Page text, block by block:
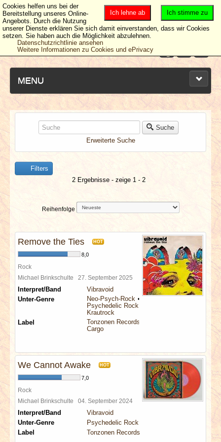
MENU
NEUESTE ARTIKEL
NEWS & DATES
BERICHTE
VERLOSUNGEN
SPECIALS
REDAKTION
LINKS
Suche
Erweiterte Suche
Filters
2 Ergebnisse - zeige 1 - 2
Reihenfolge
Remove the Ties HOT
8,0
Rock
Michael Brinkschulte 27. September 2025
Interpret/Band
Vibravoid
Unter-Genre
Neo-Psych-Rock
Psychedelic Rock
Krautrock
Label
Tonzonen Records
Cargo
We Cannot Awake HOT
7,0
Rock
Michael Brinkschulte 04. September 2024
Interpret/Band
Vibravoid
Unter-Genre
Psychedelic Rock
Label
Tonzonen Records
Ich stimme zu
Ich lehne ab
Cookies helfen uns bei der
Bereitstellung unseres Online-
Angebots. Durch die Nutzung
unserer Dienste erklären Sie sich damit einverstanden, dass wir Cookies
setzen. Sie haben auch die Möglichkeit abzulehnen.
Datenschutzrichtlinie ansehen
Weitere Informationen zu Cookies und ePrivacy